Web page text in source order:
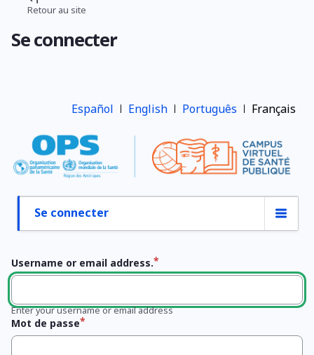
Aller
contenu
d'Ariane
Retour au site
Se connecter
Español English Português Français
Onglets
Se connecter
Username or email address.
Enter your username or email address
Mot de passe